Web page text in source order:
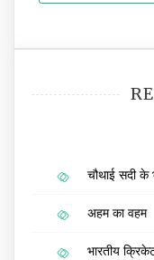
चौथाई सदी के
अहम का वहम
भारतीय